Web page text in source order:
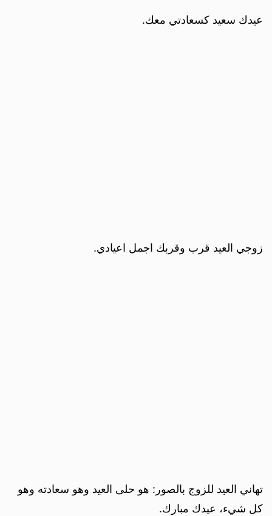
عيدك سعيد كسعادتي معك.
زوجي العيد قرب وقربك اجمل اعيادي.
تهاني العيد للزوج بالصور: هو حلى العيد وهو سعادته وهو
كل شيء، عيدك مبارك.